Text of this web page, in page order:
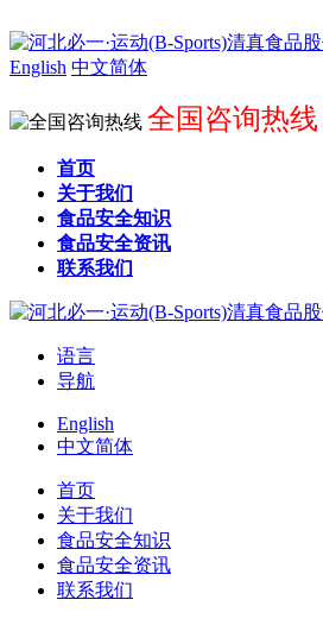
English 中文简体
全国咨询热线
首页
关于我们
食品安全知识
食品安全资讯
联系我们
语言
导航
English
中文简体
首页
关于我们
食品安全知识
食品安全资讯
联系我们